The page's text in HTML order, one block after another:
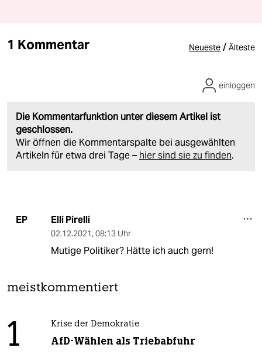
1 Kommentar Neueste / Älteste
Die Kommentarfunktion unter diesem Artikel ist
geschlossen.
Wir öffnen die Kommentarspalte bei ausgewählten
Artikeln für etwa drei Tage – hier sind sie zu finden.
einloggen
EP Elli Pirelli
02.12.2021, 08:13 Uhr
Mutige Politiker? Hätte ich auch gern!
meistkommentiert
1 Krise der Demokratie
AfD-Wählen als Triebabfuhr